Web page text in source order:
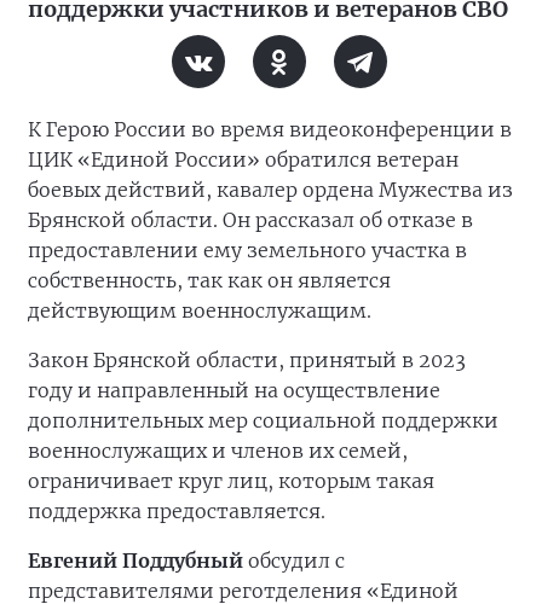
поддержки участников и ветеранов СВО
К Герою России во время видеоконференции в
ЦИК «Единой России» обратился ветеран
боевых действий, кавалер ордена Мужества из
Брянской области. Он рассказал об отказе в
предоставлении ему земельного участка в
собственность, так как он является
действующим военнослужащим.
Закон Брянской области, принятый в 2023
году и направленный на осуществление
дополнительных мер социальной поддержки
военнослужащих и членов их семей,
ограничивает круг лиц, которым такая
поддержка предоставляется.
Евгений Поддубный обсудил с
представителями реготделения «Единой